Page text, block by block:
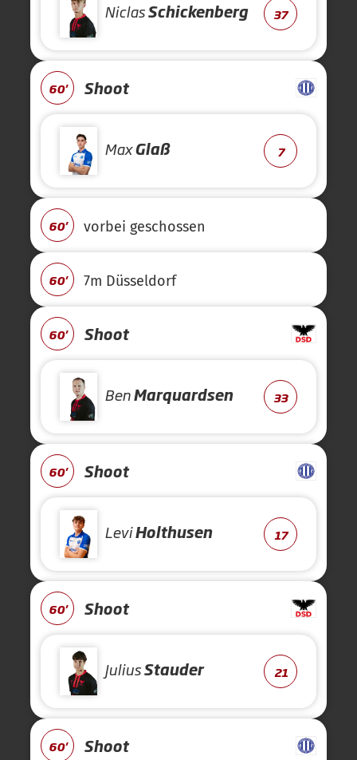
NiclasSchickenberg 37
60' Shoot
MaxGlaß 7
60' vorbei geschossen
60' 7m Düsseldorf
60' Shoot
BenMarquardsen 33
60' Shoot
LeviHolthusen 17
60' Shoot
JuliusStauder 21
60' Shoot